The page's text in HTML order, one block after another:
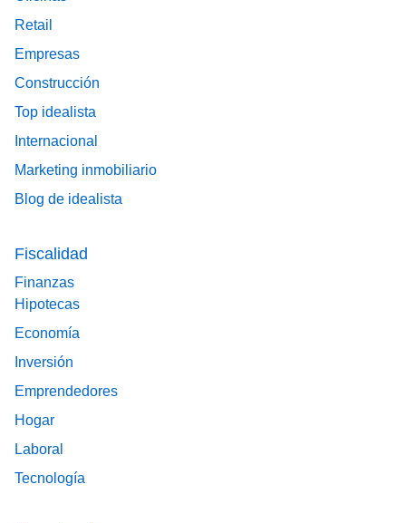
Retail
Empresas
Construcción
Top idealista
Internacional
Marketing inmobiliario
Blog de idealista
Fiscalidad
Finanzas
Hipotecas
Economía
Inversión
Emprendedores
Hogar
Laboral
Tecnología